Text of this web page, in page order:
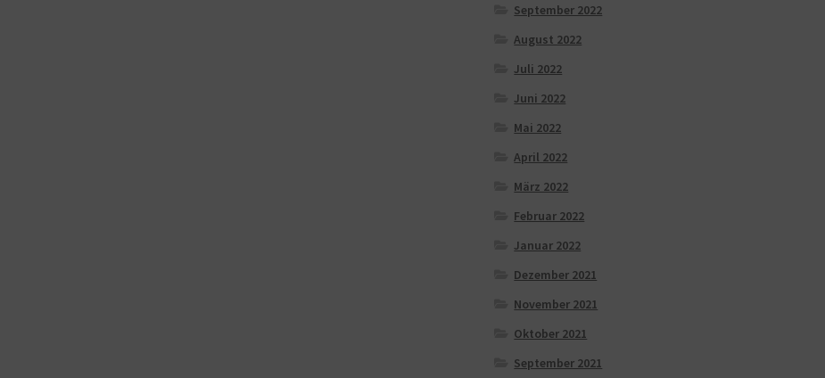
September 2022
August 2022
Juli 2022
Juni 2022
Mai 2022
April 2022
März 2022
Februar 2022
Januar 2022
Dezember 2021
November 2021
Oktober 2021
September 2021